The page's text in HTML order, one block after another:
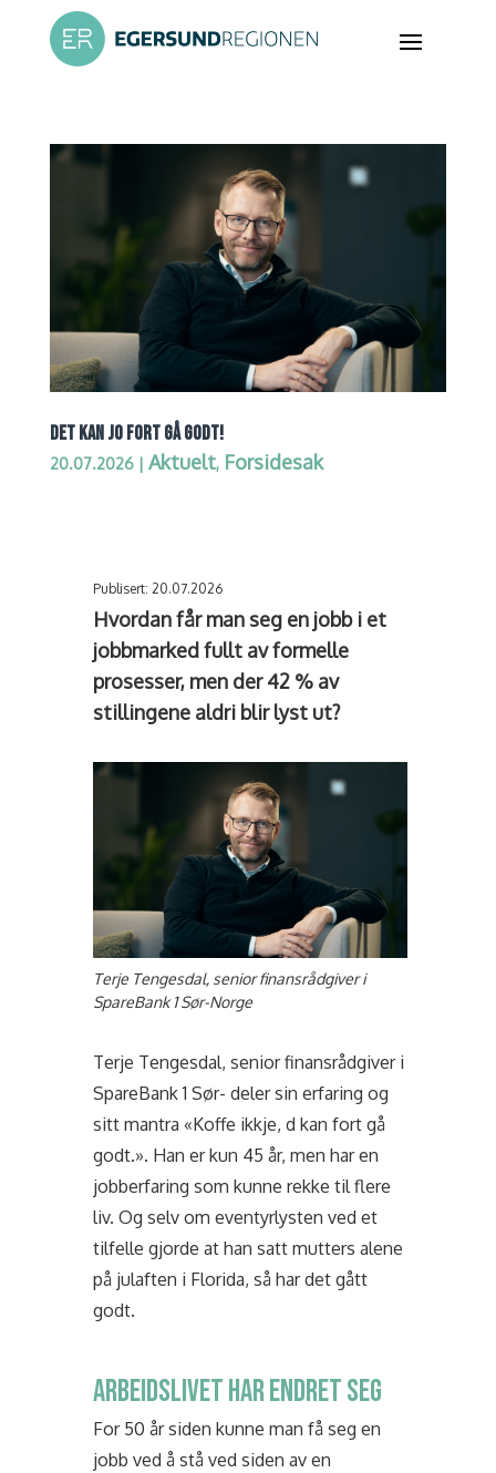
DET KAN JO FORT GÅ GODT!
20.07.2026| Aktuelt, Forsidesak
Publisert: 20.07.2026
Hvordan får man seg en jobb i et
jobbmarked fullt av formelle
prosesser, men der 42 % av
stillingene aldri blir lyst ut?
Terje Tengesdal, senior finansrådgiver i
SpareBank 1 Sør-Norge
Terje Tengesdal, senior finansrådgiver i
SpareBank 1 Sør- deler sin erfaring og
sitt mantra «Koffe ikkje, d kan fort gå
godt.». Han er kun 45 år, men har en
jobberfaring som kunne rekke til flere
liv. Og selv om eventyrlysten ved et
tilfelle gjorde at han satt mutters alene
på julaften i Florida, så har det gått
godt.
ARBEIDSLIVET HAR ENDRET SEG
For 50 år siden kunne man få seg en
jobb ved å stå ved siden av en